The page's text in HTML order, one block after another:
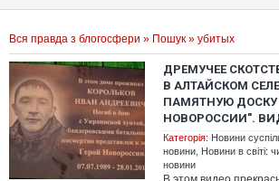
Вся правда з блогосфери » Пошук » убитых
ДРЕМУЧЕЕ
В АЛТАЙСКОМ
ПАМЯТНУЮ ДОСКУ
НОВОРОССИИ".
Категорія: Новини
новини Новини в світі:
новини